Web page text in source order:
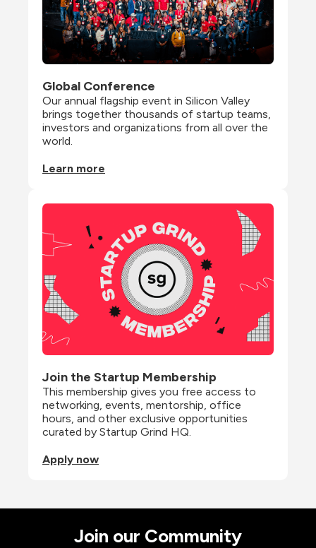
Global Conference
Our annual flagship event in Silicon Valley
brings together thousands of startup teams,
investors and organizations from all over the
world.
Learn more
Join the Startup Membership
This membership gives you free access to
networking, events, mentorship, office
hours, and other exclusive opportunities
curated by Startup Grind HQ.
Apply now
Join our Community